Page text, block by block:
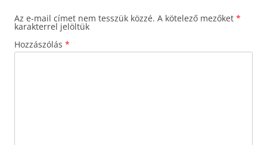
Az e-mail címet nem tesszük közzé. A kötelező mezőket *
karakterrel jelöltük
Hozzászólás *